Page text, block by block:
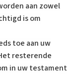
aan zowel
is om
toe aan uw
resterende
in uw testament